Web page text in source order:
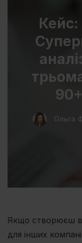
Кейс:
Ольга
Якщо створюєш
для інших